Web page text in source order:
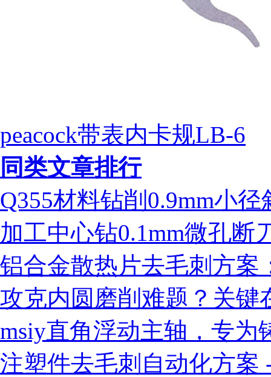
peacock带表内卡规LB-6
同类文章排行
Q355材料钻削0.9mm小
加工中心钻0.1mm微孔断
铝合金散热片去毛刺方案
攻克内圆磨削难题？关键
msiy直角浮动主轴，专为
注塑件去毛刺自动化方案